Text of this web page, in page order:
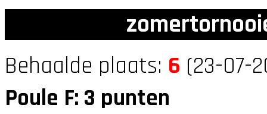
Behaalde plaats: 6 (23-07-
Poule F: 3 punten